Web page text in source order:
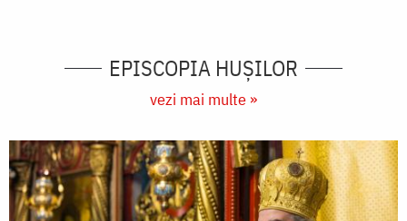
EPISCOPIA HUŞILOR
vezi mai multe »